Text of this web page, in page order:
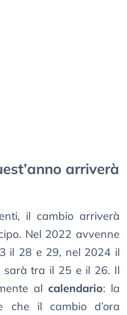
arriverà
il cambio arriverà
Nel 2022 avvenne
il 28 e 29, nel 2024 il
sarà tra il 25 e il 26. Il
al calendario: la
che il cambio d’ora